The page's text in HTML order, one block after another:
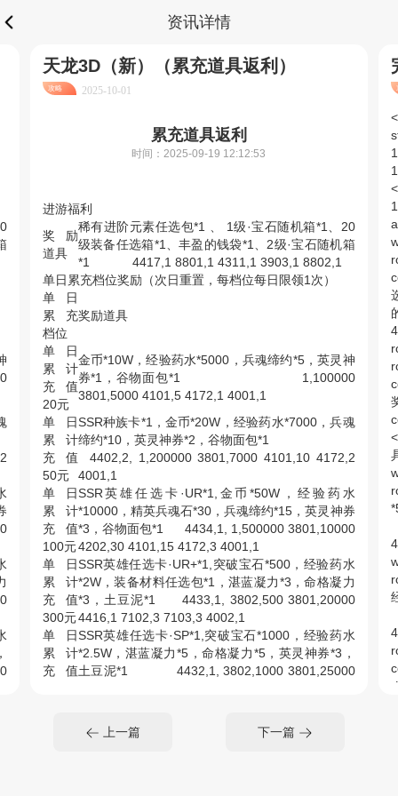
资讯详情
天龙3D（新）（累充道具返利）
攻略 2025-10-01
累充道具返利
时间：2025-09-19 12:12:53
进游福利
奖励
道具
稀有进阶元素任选包*1 、 1级·宝石随机箱*1、20
级装备任选箱*1、丰盈的钱袋*1、2级·宝石随机箱
*1 4417,1 8801,1 4311,1 3903,1 8802,1
单日累充档位奖励（次日重置，每档位每日限领1次）
单日
累充
档位
奖励道具
单日
累计
充值
20元
金币*10W，经验药水*5000，兵魂缔约*5，英灵神
券*1，谷物面包*1 1,100000
3801,5000 4101,5 4172,1 4001,1
单日
累计
充值
50元
SSR种族卡*1，金币*20W，经验药水*7000，兵魂
缔约*10，英灵神券*2，谷物面包*1
4402,2, 1,200000 3801,7000 4101,10 4172,2
4001,1
单日
累计
充值
100元
SSR英雄任选卡·UR*1,金币*50W，经验药水
*10000，精英兵魂石*30，兵魂缔约*15，英灵神券
*3，谷物面包*1 4434,1, 1,500000 3801,10000
4202,30 4101,15 4172,3 4001,1
单日
累计
充值
300元
SSR英雄任选卡·UR+*1,突破宝石*500，经验药水
*2W，装备材料任选包*1，湛蓝凝力*3，命格凝力
*3，土豆泥*1 4433,1, 3802,500 3801,20000
4416,1 7102,3 7103,3 4002,1
单日
累计
充值
SSR英雄任选卡·SP*1,突破宝石*1000，经验药水
*2.5W，湛蓝凝力*5，命格凝力*5，英灵神券*3，
土豆泥*1 4432,1, 3802,1000 3801,25000
*3W，湛蓝凝力*8，命格凝力*8，英灵神券*3，奶
上一篇 下一篇